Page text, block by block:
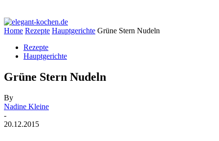
Home Rezepte Hauptgerichte Grüne Stern Nudeln
Rezepte
Hauptgerichte
Grüne Stern Nudeln
By
Nadine Kleine
-
20.12.2015